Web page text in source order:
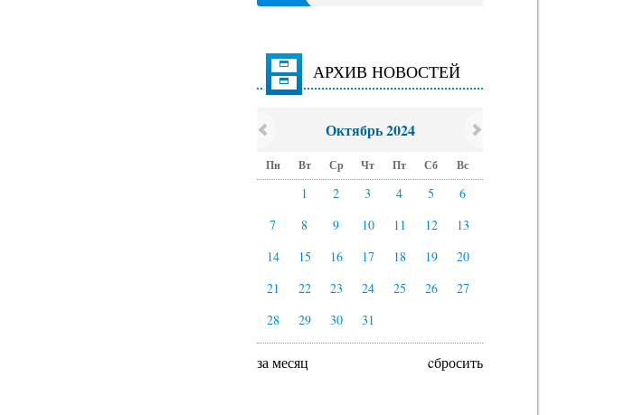
АРХИВ НОВОСТЕЙ
Октябрь 2024
Пн Вт Ср Чт Пт Сб Вс
1 2 3 4 5
6
7
8 9 10 11 12
13
14
15 16 17 18 19
20
21
22 23 24 25 26
27
28
29 30 31
за месяц cбросить